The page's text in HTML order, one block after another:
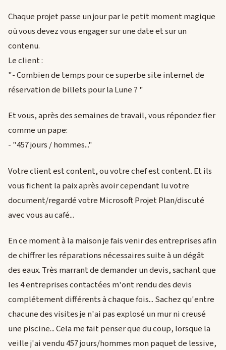
Chaque projet passe un jour par le petit moment magique
où vous devez vous engager sur une date et sur un
contenu.
Le client :
"- Combien de temps pour ce superbe site internet de
réservation de billets pour la Lune ? "
Et vous, après des semaines de travail, vous répondez fier
comme un pape:
- "457 jours / hommes..."
Votre client est content, ou votre chef est content. Et ils
vous fichent la paix après avoir cependant lu votre
document/regardé votre Microsoft Projet Plan/discuté
avec vous au café...
En ce moment à la maison je fais venir des entreprises afin
de chiffrer les réparations nécessaires suite à un dégât
des eaux. Très marrant de demander un devis, sachant que
les 4 entreprises contactées m'ont rendu des devis
complétement différents à chaque fois... Sachez qu'entre
chacune des visites je n'ai pas explosé un mur ni creusé
une piscine... Cela me fait penser que du coup, lorsque la
veille j'ai vendu 457 jours/hommes mon paquet de lessive,